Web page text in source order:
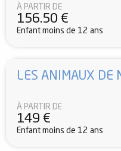
À PARTIR DE
156.50 €
Enfant moins de 12 ans
LES ANIMAUX DE
À PARTIR DE
149 €
Enfant moins de 12 ans